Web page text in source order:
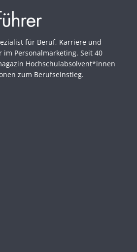
für Beruf, Karriere und
Personal­marketing. Seit 40
Hochschul­absolvent*innen
zum Berufseinstieg.